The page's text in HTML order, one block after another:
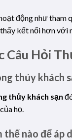
động như tham
kết nối hơn với
Câu Hỏi
thủy khách
thủy khách sạn
họ.
thế nào để áp